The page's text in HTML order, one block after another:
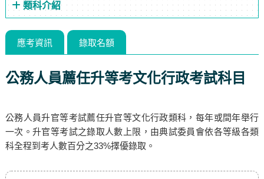
類科介紹
應考資訊 錄取名額
公務人員薦任升等考文化行政考試科目
公務人員升官等考試薦任升官等文化行政類科，每年或間年舉行
一次。升官等考試之錄取人數上限，由典試委員會依各等級各類
科全程到考人數百分之33%擇優錄取。